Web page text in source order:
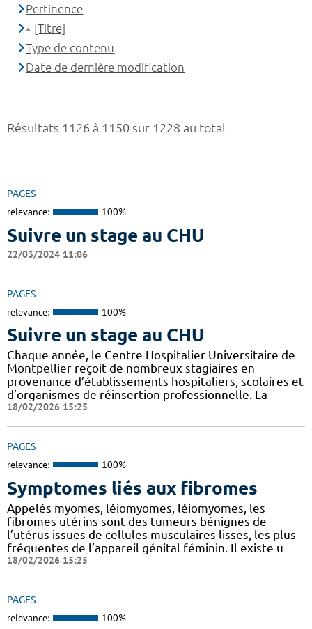
Résultats 1126 à 1150 sur 1228 au total
PAGES
relevance: 100%
Suivre un stage au CHU
22/03/2024 11:06
PAGES
relevance: 100%
Suivre un stage au CHU
Chaque année, le Centre Hospitalier Universitaire de
Montpellier reçoit de nombreux stagiaires en
provenance d’établissements hospitaliers, scolaires et
d’organismes de réinsertion professionnelle. La
18/02/2026 15:25
PAGES
relevance: 100%
Symptomes liés aux fibromes
Appelés myomes, léiomyomes, léiomyomes, les
fibromes utérins sont des tumeurs bénignes de
l’utérus issues de cellules musculaires lisses, les plus
fréquentes de l’appareil génital féminin. Il existe u
18/02/2026 15:25
PAGES
relevance: 100%
Pertinence
[Titre]
Type de contenu
Date de dernière modification